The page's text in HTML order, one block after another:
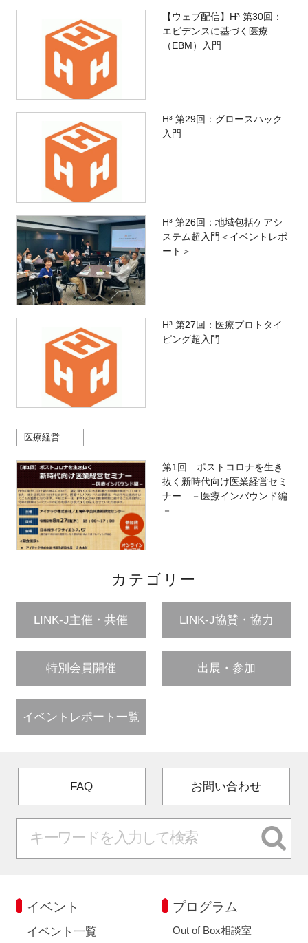
【ウェブ配信】H³ 第30回：
エビデンスに基づく医療
（EBM）入門
H³ 第29回：グロースハック
入門
H³ 第26回：地域包括ケアシ
ステム超入門＜イベントレポ
ート＞
H³ 第27回：医療プロトタイ
ピング超入門
医療経営
第1回 ポストコロナを生き
抜く新時代向け医業経営セミ
ナー －医療インバウンド編
－
カテゴリー
LINK-J主催・共催 LINK-J協賛・協力
特別会員開催 出展・参加
イベントレポート一覧
FAQ お問い合わせ
イベント
イベント一覧
プログラム
Out of Box相談室